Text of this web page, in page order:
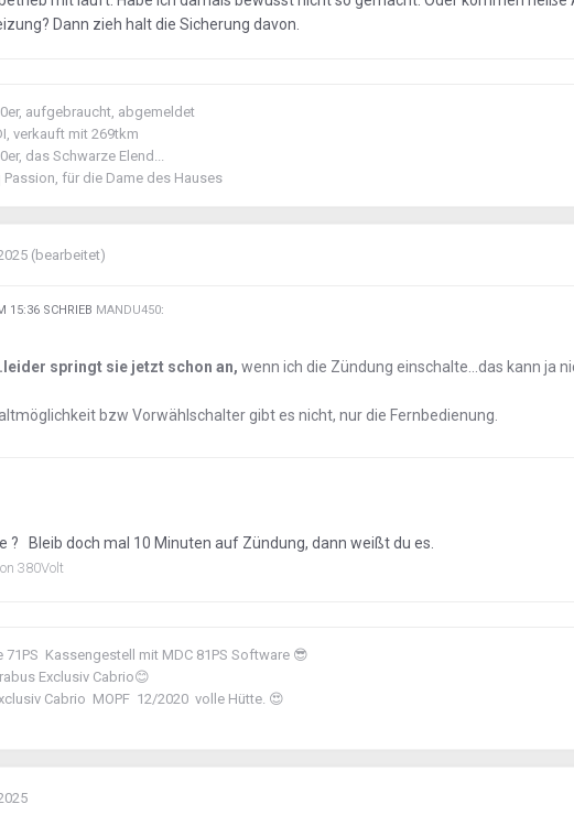
Dann zieh halt die Sicherung davon.
aufgebraucht, abgemeldet
verkauft mit 269tkm
das Schwarze Elend...
für die Dame des Hauses
(bearbeitet)
15:36 SCHRIEB MANDU450:
.leider springt sie jetzt schon an, wenn ich die Zündung einschalte...das kann ja
bzw Vorwählschalter gibt es nicht, nur die Fernbedienung.
? Bleib doch mal 10 Minuten auf Zündung, dann weißt du es.
380Volt
71PS Kassengestell mit MDC 81PS Software 😎
Exclusiv Cabrio😊
Cabrio MOPF 12/2020 volle Hütte. 😍